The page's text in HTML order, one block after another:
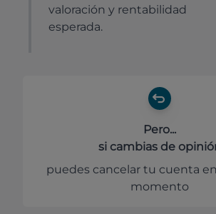
valoración y rentabilidad
esperada.
Pero...
si cambias de
puedes cancelar tu cuenta
momento